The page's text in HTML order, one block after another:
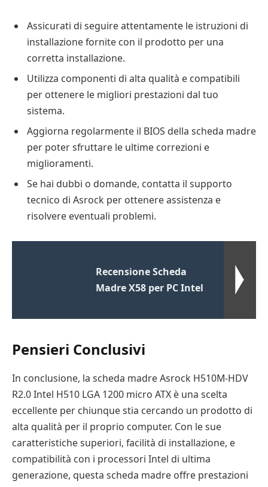
Assicurati di seguire attentamente le istruzioni di
installazione fornite con il prodotto per una
corretta installazione.
Utilizza componenti di alta qualità e compatibili
per ottenere le migliori prestazioni dal tuo
sistema.
Aggiorna regolarmente il BIOS della scheda madre
per poter sfruttare le ultime correzioni e
miglioramenti.
Se hai dubbi o domande, contatta il supporto
tecnico di Asrock per ottenere assistenza e
risolvere eventuali problemi.
Recensione Scheda
Madre X58 per PC Intel
Pensieri Conclusivi
In conclusione, la scheda madre Asrock H510M-HDV
R2.0 Intel H510 LGA 1200 micro ATX è una scelta
eccellente per chiunque stia cercando un prodotto di
alta qualità per il proprio computer. Con le sue
caratteristiche superiori, facilità di installazione, e
compatibilità con i processori Intel di ultima
generazione, questa scheda madre offre prestazioni